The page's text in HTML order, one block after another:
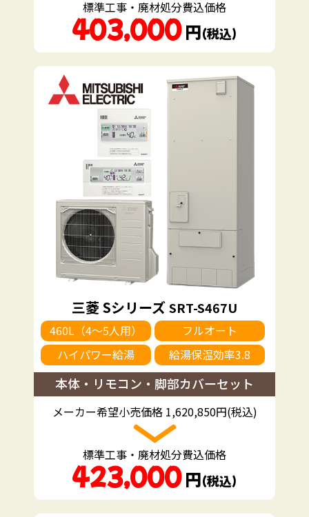
標準工事・廃材処分費込価格
403,000 円（税込）
三菱 SシリーズSRT-S467U
460L（4～5人用）
フルオート
ハイパワー給湯
給湯保温効率3.8
本体・リモコン・脚部カバーセット
メーカー希望小売価格 1,620,850円(税込)
標準工事・廃材処分費込価格
423,000 円（税込）